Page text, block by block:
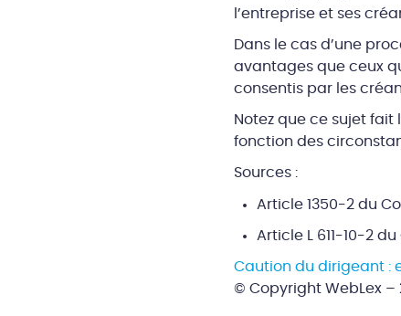
l’entreprise et ses
Dans le cas d’une
avantages que ceux
consentis par les
Notez que ce sujet fait
fonction des
Sources :
Article 1350-2 du
Article L 611-10-2
Caution du dirigeant :
© Copyright WebLex –